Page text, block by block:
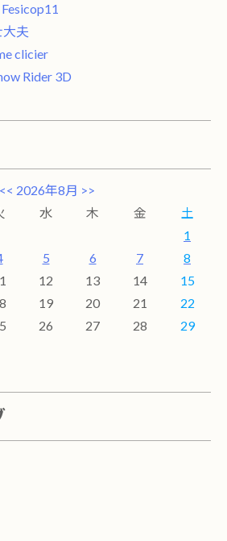
Fesicop11
夫
clicier
Rider 3D
<< 2026年8月 >>
水 木 金
土
1
5 6 7
8
12 13 14
15
19 20 21
22
26 27 28
29